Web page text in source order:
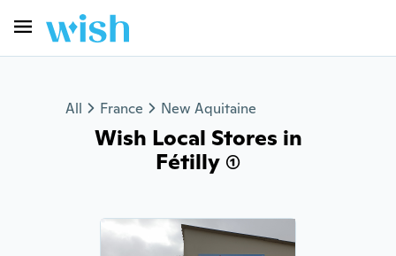
All France New Aquitaine
Wish Local Stores in
Fétilly (1)